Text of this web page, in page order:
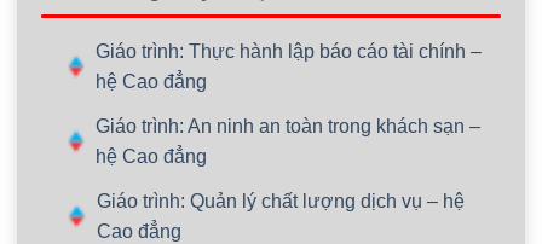
Giáo trình: Thực hành lập báo cáo tài chính –
hệ Cao đẳng
Giáo trình: An ninh an toàn trong khách sạn –
hệ Cao đẳng
Giáo trình: Quản lý chất lượng dịch vụ – hệ
Cao đẳng